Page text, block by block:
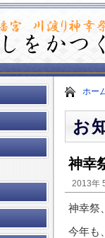
ホー
お
神幸
2013年
神幸祭
今年も